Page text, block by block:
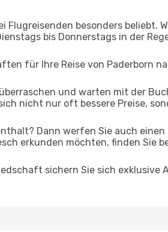
Flugreisenden besonders beliebt.
bis Donnerstags in der
für Ihre Reise von Paderborn
und warten mit der
nicht nur oft bessere Preise,
Dann werfen Sie auch
erkunden möchten, finden Sie
sichern Sie sich exklusive